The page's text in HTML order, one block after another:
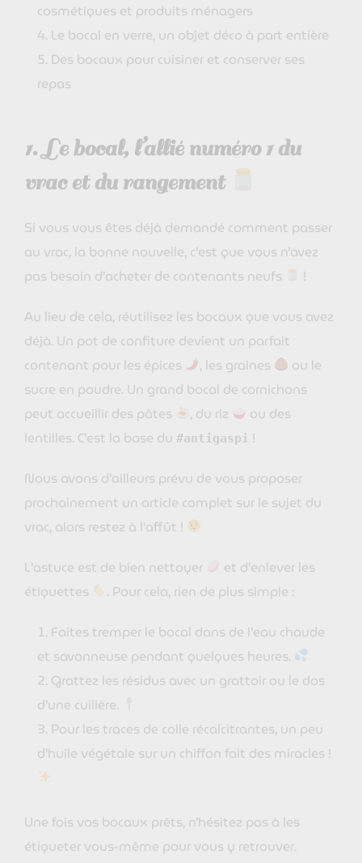
cosmétiques et produits ménagers
Le bocal en verre, un objet déco à part entière
Des bocaux pour cuisiner et conserver ses
repas
1.Le bocal, l’allié numéro 1 du
vrac et du rangement
Si vous vous êtes déjà demandé comment passer
au vrac, la bonne nouvelle, c’est que vous n’avez
pas besoin d’acheter de contenants neufs
!
Au lieu de cela, réutilisez les bocaux que vous avez
déjà. Un pot de confiture devient un parfait
contenant pour les épices
, les graines
ou le
sucre en poudre. Un grand bocal de cornichons
peut accueillir des pâtes
, du riz
ou des
lentilles. C’est la base du #antigaspi !
Nous avons d’ailleurs prévu de vous proposer
prochainement un article complet sur le sujet du
vrac, alors restez à l’affût !
L’astuce est de bien nettoyer
et d’enlever les
étiquettes
. Pour cela, rien de plus simple :
Faites tremper le bocal dans de l’eau chaude
et savonneuse pendant quelques heures.
Grattez les résidus avec un grattoir ou le dos
d’une cuillère.
Pour les traces de colle récalcitrantes, un peu
d’huile végétale sur un chiffon fait des miracles !
Une fois vos bocaux prêts, n’hésitez pas à les
étiqueter vous-même pour vous y retrouver.